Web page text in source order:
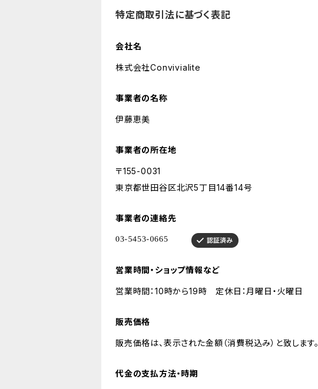
特定商取引法に基づく表記
会社名
株式会社Convivialite
事業者の名称
伊藤恵美
事業者の所在地
〒155-0031
東京都世田谷区北沢5丁目14番14号
事業者の連絡先
営業時間・ショップ情報など
営業時間：10時から19時 定休日：月曜日・火曜日
販売価格
販売価格は、表示された金額（消費税込み）と致します。
代金の支払方法・時期